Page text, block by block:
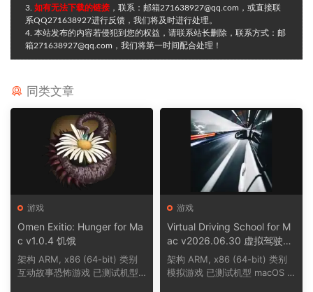
3. 如有无法下载的链接 ，联系：邮箱271638927@qq.com，或直接联
系QQ271638927进行反馈，我们将及时进行处理。
4. 本站发布的内容若侵犯到您的权益，请联系站长删除，联系方式：邮
箱271638927@qq.com，我们将第一时间配合处理！
同类文章
游戏
Omen Exitio: Hunger for Ma
c v1.0.4 饥饿
架构 ARM, x86 (64-bit) 类别
互动故事恐怖游戏 已测试机型
游戏
Virtual Driving School for M
ac v2026.06.30 虚拟驾驶学
校
架构 ARM, x86 (64-bit) 类别
模拟游戏 已测试机型 macOS T